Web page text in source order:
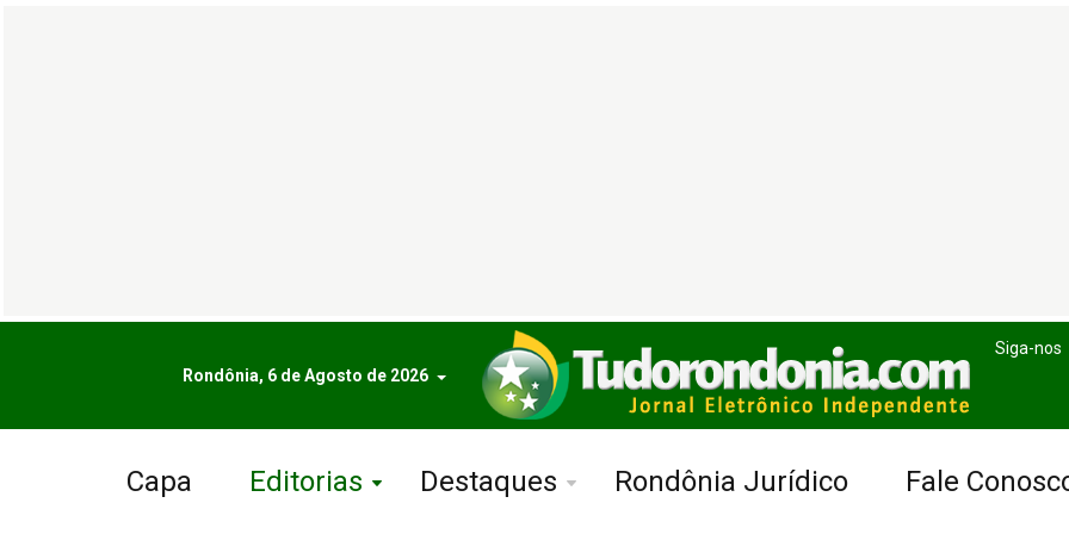
Rondônia, 6 de Agosto de 2026
Siga-nos
Capa Editorias Destaques Rondônia Jurídico Fale